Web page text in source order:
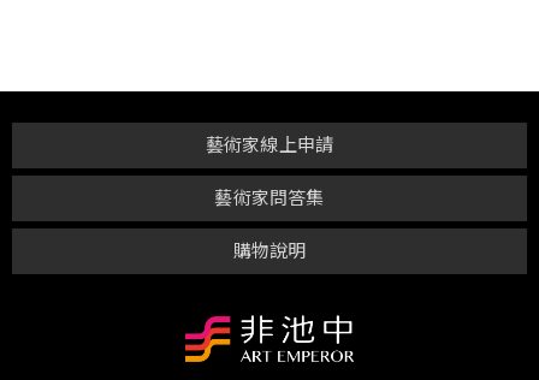
購物說明
藝術家問答集
藝術家線上申請